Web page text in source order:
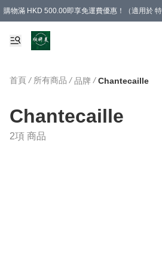
購物滿 HKD 500.00即享免運費優惠！（適用於
首頁 / 所有商品 / 品牌 / Chantecaille
Chantecaille
2項 商品